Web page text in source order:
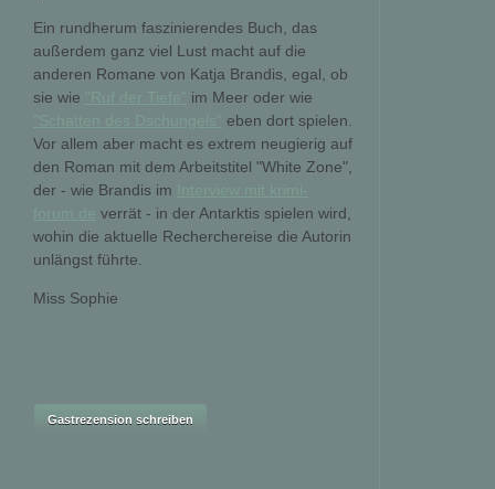
Ein rundherum faszinierendes Buch, das
außerdem ganz viel Lust macht auf die
anderen Romane von Katja Brandis, egal, ob
sie wie
"Ruf der Tiefe"
im Meer oder wie
eben dort spielen.
Vor allem aber macht es extrem neugierig auf
den Roman mit dem Arbeitstitel "White Zone",
der - wie Brandis im
verrät - in der Antarktis spielen wird,
wohin die aktuelle Recherchereise die Autorin
unlängst führte.
Miss Sophie